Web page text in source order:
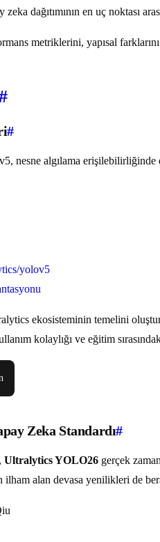
dağıtımının en uç noktası
metriklerini, yapısal
#
nesne algılama
yolov5
ekosisteminin temelini
kolaylığı ve eğitim
Zeka Standardı#
Ultralytics YOLO26 gerçek
alan devasa yenilikleri de